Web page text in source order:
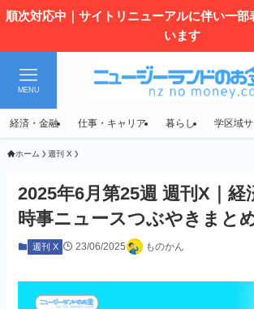
順次対応中｜サイトリニューアルに伴い一部
います
MENU
経済・金融 仕事・キャリア 暮らし 学区域
ホーム 週刊 X
2025年6月第25週 週刊X｜経
時事ニュースつぶやきまと
週刊 X 23/06/2025 ものかん